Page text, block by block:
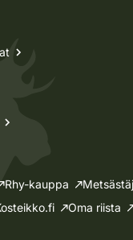
Rhy-kauppa
Oma riista